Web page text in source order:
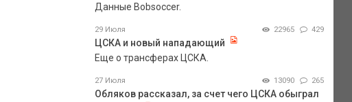
Данные Bobsoccer.
29 Июля 22965 429
ЦСКА и новый нападающий
Еще о трансферах ЦСКА.
27 Июля 13090 265
Обляков рассказал, за счет чего ЦСКА обыграл